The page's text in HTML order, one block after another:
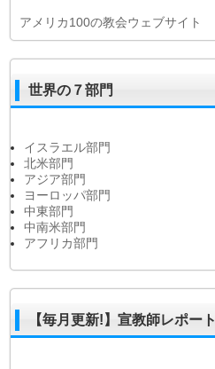
アメリカ100の教会ウェブサイト
世界の７部門
イスラエル部門
北米部門
アジア部門
ヨーロッパ部門
中東部門
中南米部門
アフリカ部門
【毎月更新!】宣教師レポート